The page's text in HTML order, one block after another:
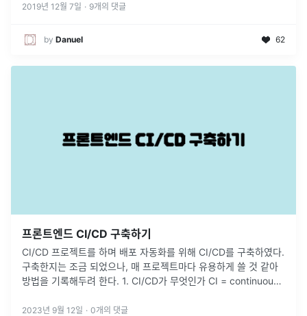
2019년 12월 7일 · 9개의 댓글
by Danuel 62
프론트엔드 CI/CD 구축하기
CI/CD 프로젝트를 하며 배포 자동화를 위해 CI/CD를 구축하였다.
구축한지는 조금 되었으나, 매 프로젝트마다 유용하게 쓸 것 같아
방법을 기록해두려 한다. 1. CI/CD가 무엇인가 CI = continuous
2023년 9월 12일 · 0개의 댓글